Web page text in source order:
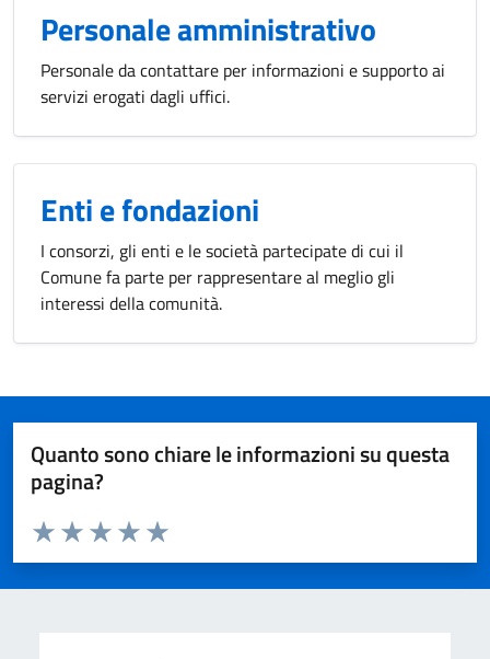
Personale amministrativo
Personale da contattare per informazioni e supporto ai
servizi erogati dagli uffici.
Enti e fondazioni
I consorzi, gli enti e le società partecipate di cui il
Comune fa parte per rappresentare al meglio gli
interessi della comunità.
Quanto sono chiare le informazioni su questa
pagina?
Valuta da 1 a 5 stelle la pagina
Valuta 5 stelle su 5
Valuta 4 stelle su 5
Valuta 3 stelle su 5
Valuta 2 stelle su 5
Valuta 1 stelle su 5